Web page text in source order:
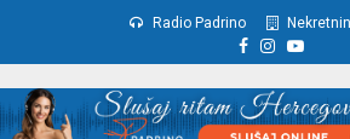
Radio Padrino
Facebook
Instagram